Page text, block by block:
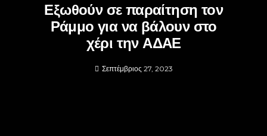
Εξωθούν σε παραίτηση τον
Ράμμο για να βάλουν στο
χέρι την ΑΔΑΕ
Σεπτέμβριος 27, 2023